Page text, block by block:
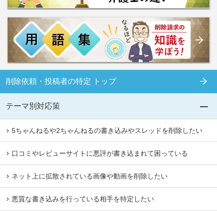
削除依頼・投稿者の特定 トップ
テーマ別対応策
5ちゃんねるや2ちゃんねるの書き込みやスレッドを削除したい
口コミやレビューサイトに悪評が書き込まれて困っている
ネット上に拡散されている画像や動画を削除したい
悪質な書き込みを行っている相手を特定したい